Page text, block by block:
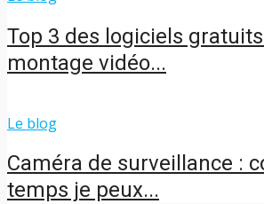
Top 3 des logiciels
montage vidéo...
Le blog
Caméra de surveillance :
temps je peux...